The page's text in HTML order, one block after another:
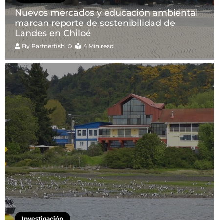
Nuevos mercados y educación ambiental
marcan reporte de sostenibilidad de
Landes en Chiloé
By Partnerfish 4 Min read
Investigación